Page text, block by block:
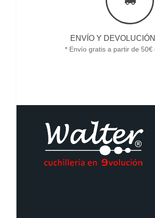
ENVÍO Y
* Envío gratis a partir de 50€